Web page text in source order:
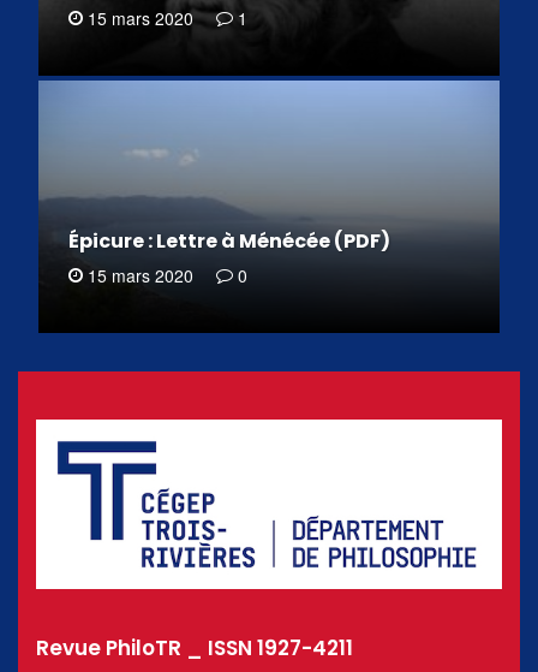
15 mars 2020 1
Épicure : Lettre à Ménécée (PDF)
15 mars 2020 0
Revue PhiloTR _ ISSN 1927-4211